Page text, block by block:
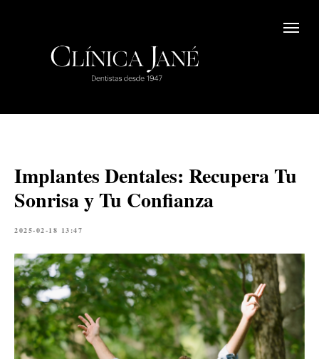
Implantes Dentales: Recupera Tu
Sonrisa y Tu Confianza
2025-02-18 13:47